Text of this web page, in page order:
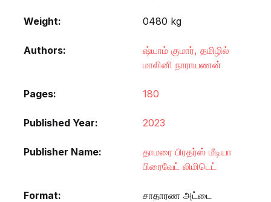
Weight 0480 kg
Authors
ஷ்யாம் குமார், தமிழில்
மாலினி நாராயணன்
Pages 180
Published Year 2023
Publisher Name
தாமரை பிரதர்ஸ் மீடியா
பிரைவேட் லிமிடெட்
Format சாதாரண அட்டை